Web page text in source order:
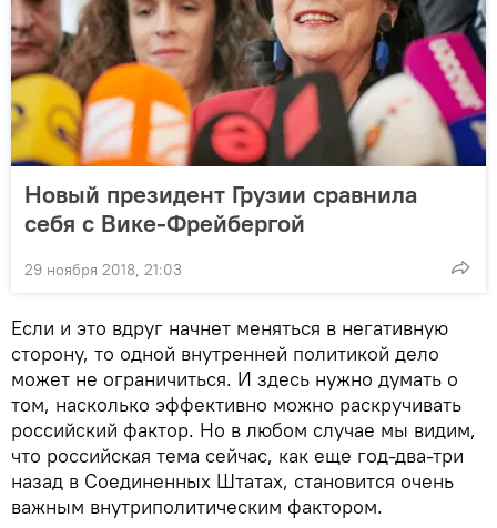
Новый президент Грузии сравнила
себя с Вике-Фрейбергой
29 ноября 2018, 21:03
Если и это вдруг начнет меняться в негативную
сторону, то одной внутренней политикой дело
может не ограничиться. И здесь нужно думать о
том, насколько эффективно можно раскручивать
российский фактор. Но в любом случае мы видим,
что российская тема сейчас, как еще год-два-три
назад в Соединенных Штатах, становится очень
важным внутриполитическим фактором.